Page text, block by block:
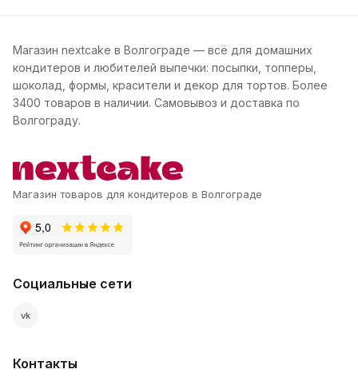
Магазин nextcake в Волгограде — всё для домашних
кондитеров и любителей выпечки: посыпки, топперы,
шоколад, формы, красители и декор для тортов. Более
3400 товаров в наличии. Самовывоз и доставка по
Волгограду.
Магазин товаров для кондитеров в Волгограде
Социальные сети
vk
Контакты